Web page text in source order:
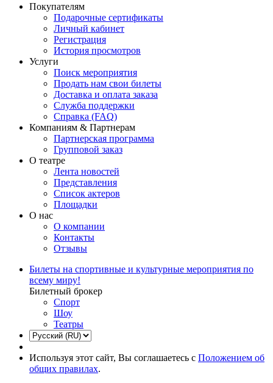
Покупателям
Подарочные сертификаты
Личный кабинет
Регистрация
История просмотров
Услуги
Поиск мероприятия
Продать нам свои билеты
Доставка и оплата заказа
Служба поддержки
Справка (FAQ)
Компаниям & Партнерам
Партнерская программа
Групповой заказ
О театре
Лента новостей
Представления
Список актеров
Площадки
О нас
О компании
Контакты
Отзывы
Билеты на спортивные и культурные мероприятия по
всему миру!
Билетный брокер
Спорт
Шоу
Театры
Используя этот сайт, Вы соглашаетесь с Положением об
общих правилах.